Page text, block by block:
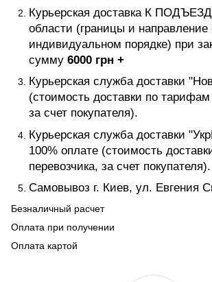
Курьерская доставка К
области (границы и
индивидуальном порядке) при
сумму 6000 грн +
Курьерская служба доставки
(стоимость доставки по тарифам
за счет покупателя).
Курьерская служба доставки
100% оплате (стоимость
перевозчика, за счет покупателя).
Самовывоз г. Киев, ул. Евгения
Безналичный расчет
Оплата при получении
Оплата картой